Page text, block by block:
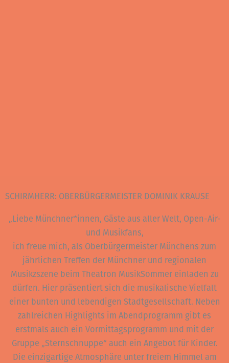
SCHIRMHERR: OBERBÜRGERMEISTER DOMINIK KRAUSE
„Liebe Münchner*innen, Gäste aus aller Welt, Open-Air-
und Musikfans,
ich freue mich, als Oberbürgermeister Münchens zum
jährlichen Treffen der Münchner und regionalen
Musikzszene beim Theatron MusikSommer einladen zu
dürfen. Hier präsentiert sich die musikalische Vielfalt
einer bunten und lebendigen Stadtgesellschaft. Neben
zahlreichen Highlights im Abendprogramm gibt es
erstmals auch ein Vormittagsprogramm und mit der
Gruppe „Sternschnuppe“ auch ein Angebot für Kinder.
Die einzigartige Atmosphäre unter freiem Himmel am